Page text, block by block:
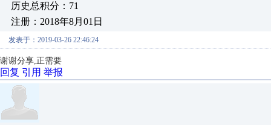
历史总积分：71
注册：2018年8月01日
发表于：2019-03-26 22:46:24
谢谢分享,正需要
回复 引用 举报